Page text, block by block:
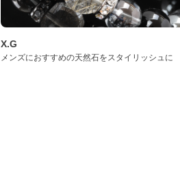
X.G
メンズにおすすめの天然石をスタイリッシュに